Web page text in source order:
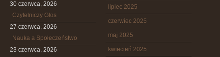
30 czerwca, 2026
Czytelniczy Głos
27 czerwca, 2026
Nauka a Społeczeństwo
23 czerwca, 2026
lipiec 2025
czerwiec 2025
maj 2025
kwiecień 2025